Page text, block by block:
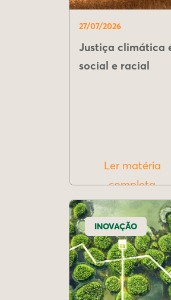
27/07/2026
Justiça climática
social e racial
Ler matéria
completa
INOVAÇÃO